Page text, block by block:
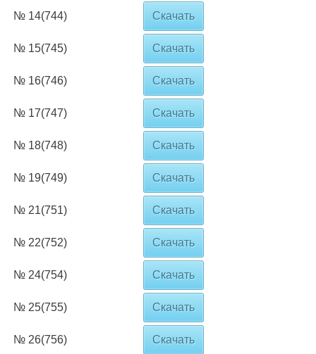
№ 14(744) Скачать
№ 15(745) Скачать
№ 16(746) Скачать
№ 17(747) Скачать
№ 18(748) Скачать
№ 19(749) Скачать
№ 21(751) Скачать
№ 22(752) Скачать
№ 24(754) Скачать
№ 25(755) Скачать
№ 26(756) Скачать